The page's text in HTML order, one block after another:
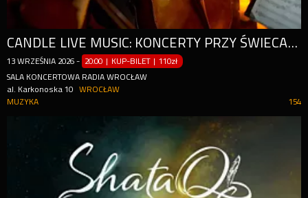
CANDLE LIVE MUSIC: KONCERTY PRZY ŚWIECACH
13 WRZEŚNIA 2026 - 20:00 | KUP-BILET |110zł
SALA KONCERTOWA RADIA WROCŁAW
al. Karkonoska 10
WROCŁAW
154
MUZYKA